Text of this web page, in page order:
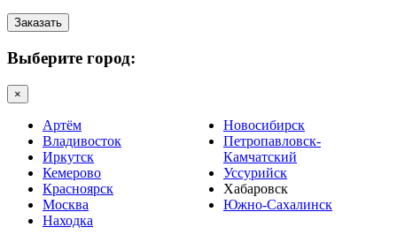
Заказать
Выберите город:
×
Артём
Владивосток
Иркутск
Кемерово
Красноярск
Москва
Находка
Новосибирск
Петропавловск-
Камчатский
Уссурийск
Хабаровск
Южно-Сахалинск